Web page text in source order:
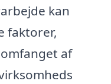
kan
faktorer,
af